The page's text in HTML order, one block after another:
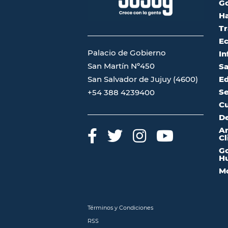
Palacio de Gobierno
San Martín Nº450
San Salvador de Jujuy (4600)
+54 388 4239400
Términos y Condiciones
RSS